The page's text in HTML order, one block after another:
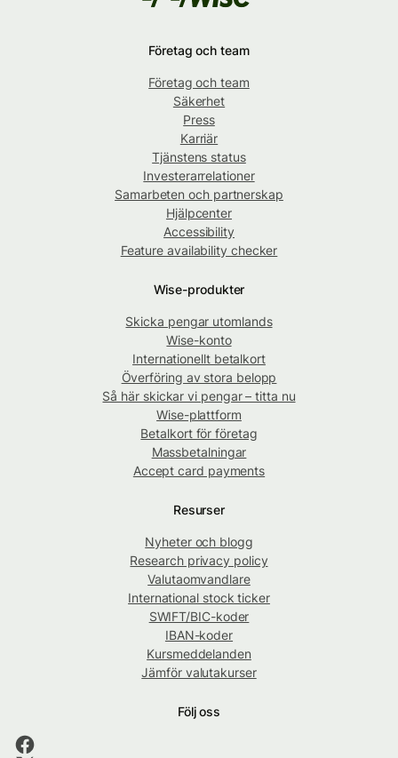
Företag och team
Företag och team
Säkerhet
Press
Karriär
Tjänstens status
Investerarrelationer
Samarbeten och partnerskap
Hjälpcenter
Accessibility
Feature availability checker
Wise-produkter
Skicka pengar utomlands
Wise-konto
Internationellt betalkort
Överföring av stora belopp
Så här skickar vi pengar – titta nu
Wise-plattform
Betalkort för företag
Massbetalningar
Accept card payments
Resurser
Nyheter och blogg
Research privacy policy
Valutaomvandlare
International stock ticker
SWIFT/BIC-koder
IBAN-koder
Kursmeddelanden
Jämför valutakurser
Följ oss